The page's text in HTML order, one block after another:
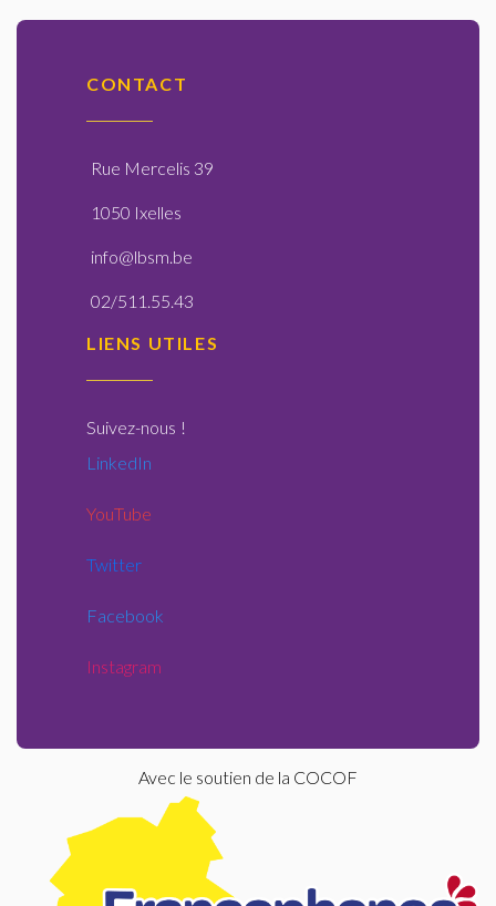
CONTACT
Rue Mercelis 39
1050 Ixelles
info@lbsm.be
02/511.55.43
LIENS UTILES
Suivez-nous !
LinkedIn
YouTube
Twitter
Facebook
Instagram
Avec le soutien de la COCOF